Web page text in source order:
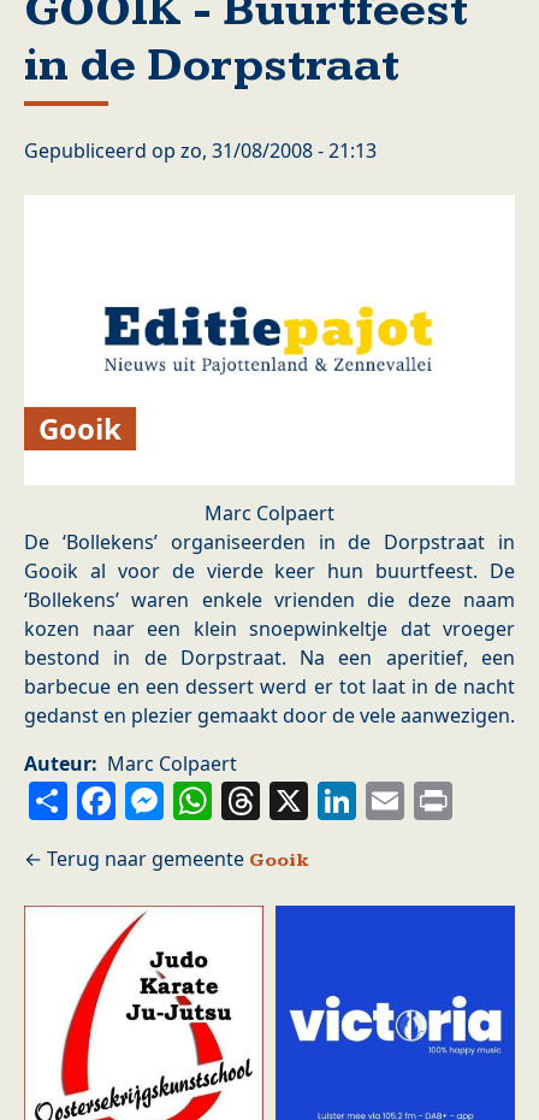
in de Dorpstraat
Gepubliceerd op zo, 31/08/2008 - 21:13
Gooik
Marc Colpaert
De ‘Bollekens’ organiseerden in de Dorpstraat in
Gooik al voor de vierde keer hun buurtfeest. De
‘Bollekens’ waren enkele vrienden die deze naam
kozen naar een klein snoepwinkeltje dat vroeger
bestond in de Dorpstraat. Na een aperitief, een
barbecue en een dessert werd er tot laat in de nacht
gedanst en plezier gemaakt door de vele aanwezigen.
Auteur
Marc Colpaert
ShareFacebook
Messenger
WhatsApp
Threads
X LinkedIn
Email
Gooik